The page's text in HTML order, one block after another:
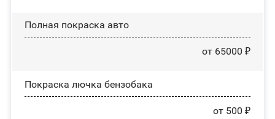
Полная покраска авто
от 65000 ₽
Покраска лючка бензобака
от 500 ₽